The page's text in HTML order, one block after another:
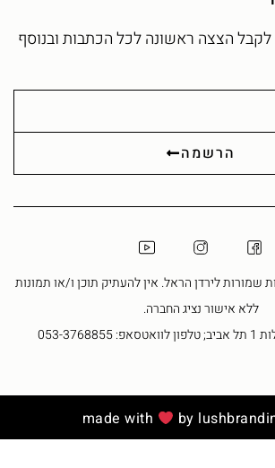
לקבל הצצה ראשונה לכל הכתבות ובנוסף
הרשמה
שמורות לירדן הראל. אין להעתיק תוכן ו/או תמונות
ללא אישור נציג החברה.
made with by